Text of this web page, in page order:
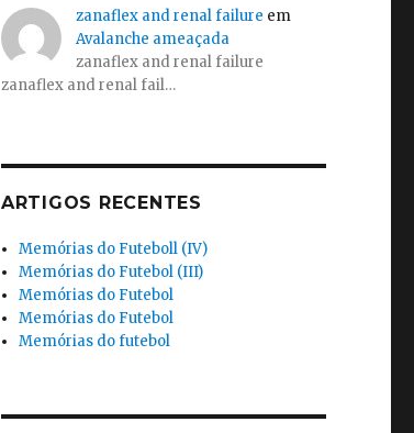
zanaflex and renal failure em
Avalanche ameaçada
zanaflex and renal failure
zanaflex and renal fail…
ARTIGOS RECENTES
Memórias do Futeboll (IV)
Memórias do Futebol (III)
Memórias do Futebol
Memórias do Futebol
Memórias do futebol